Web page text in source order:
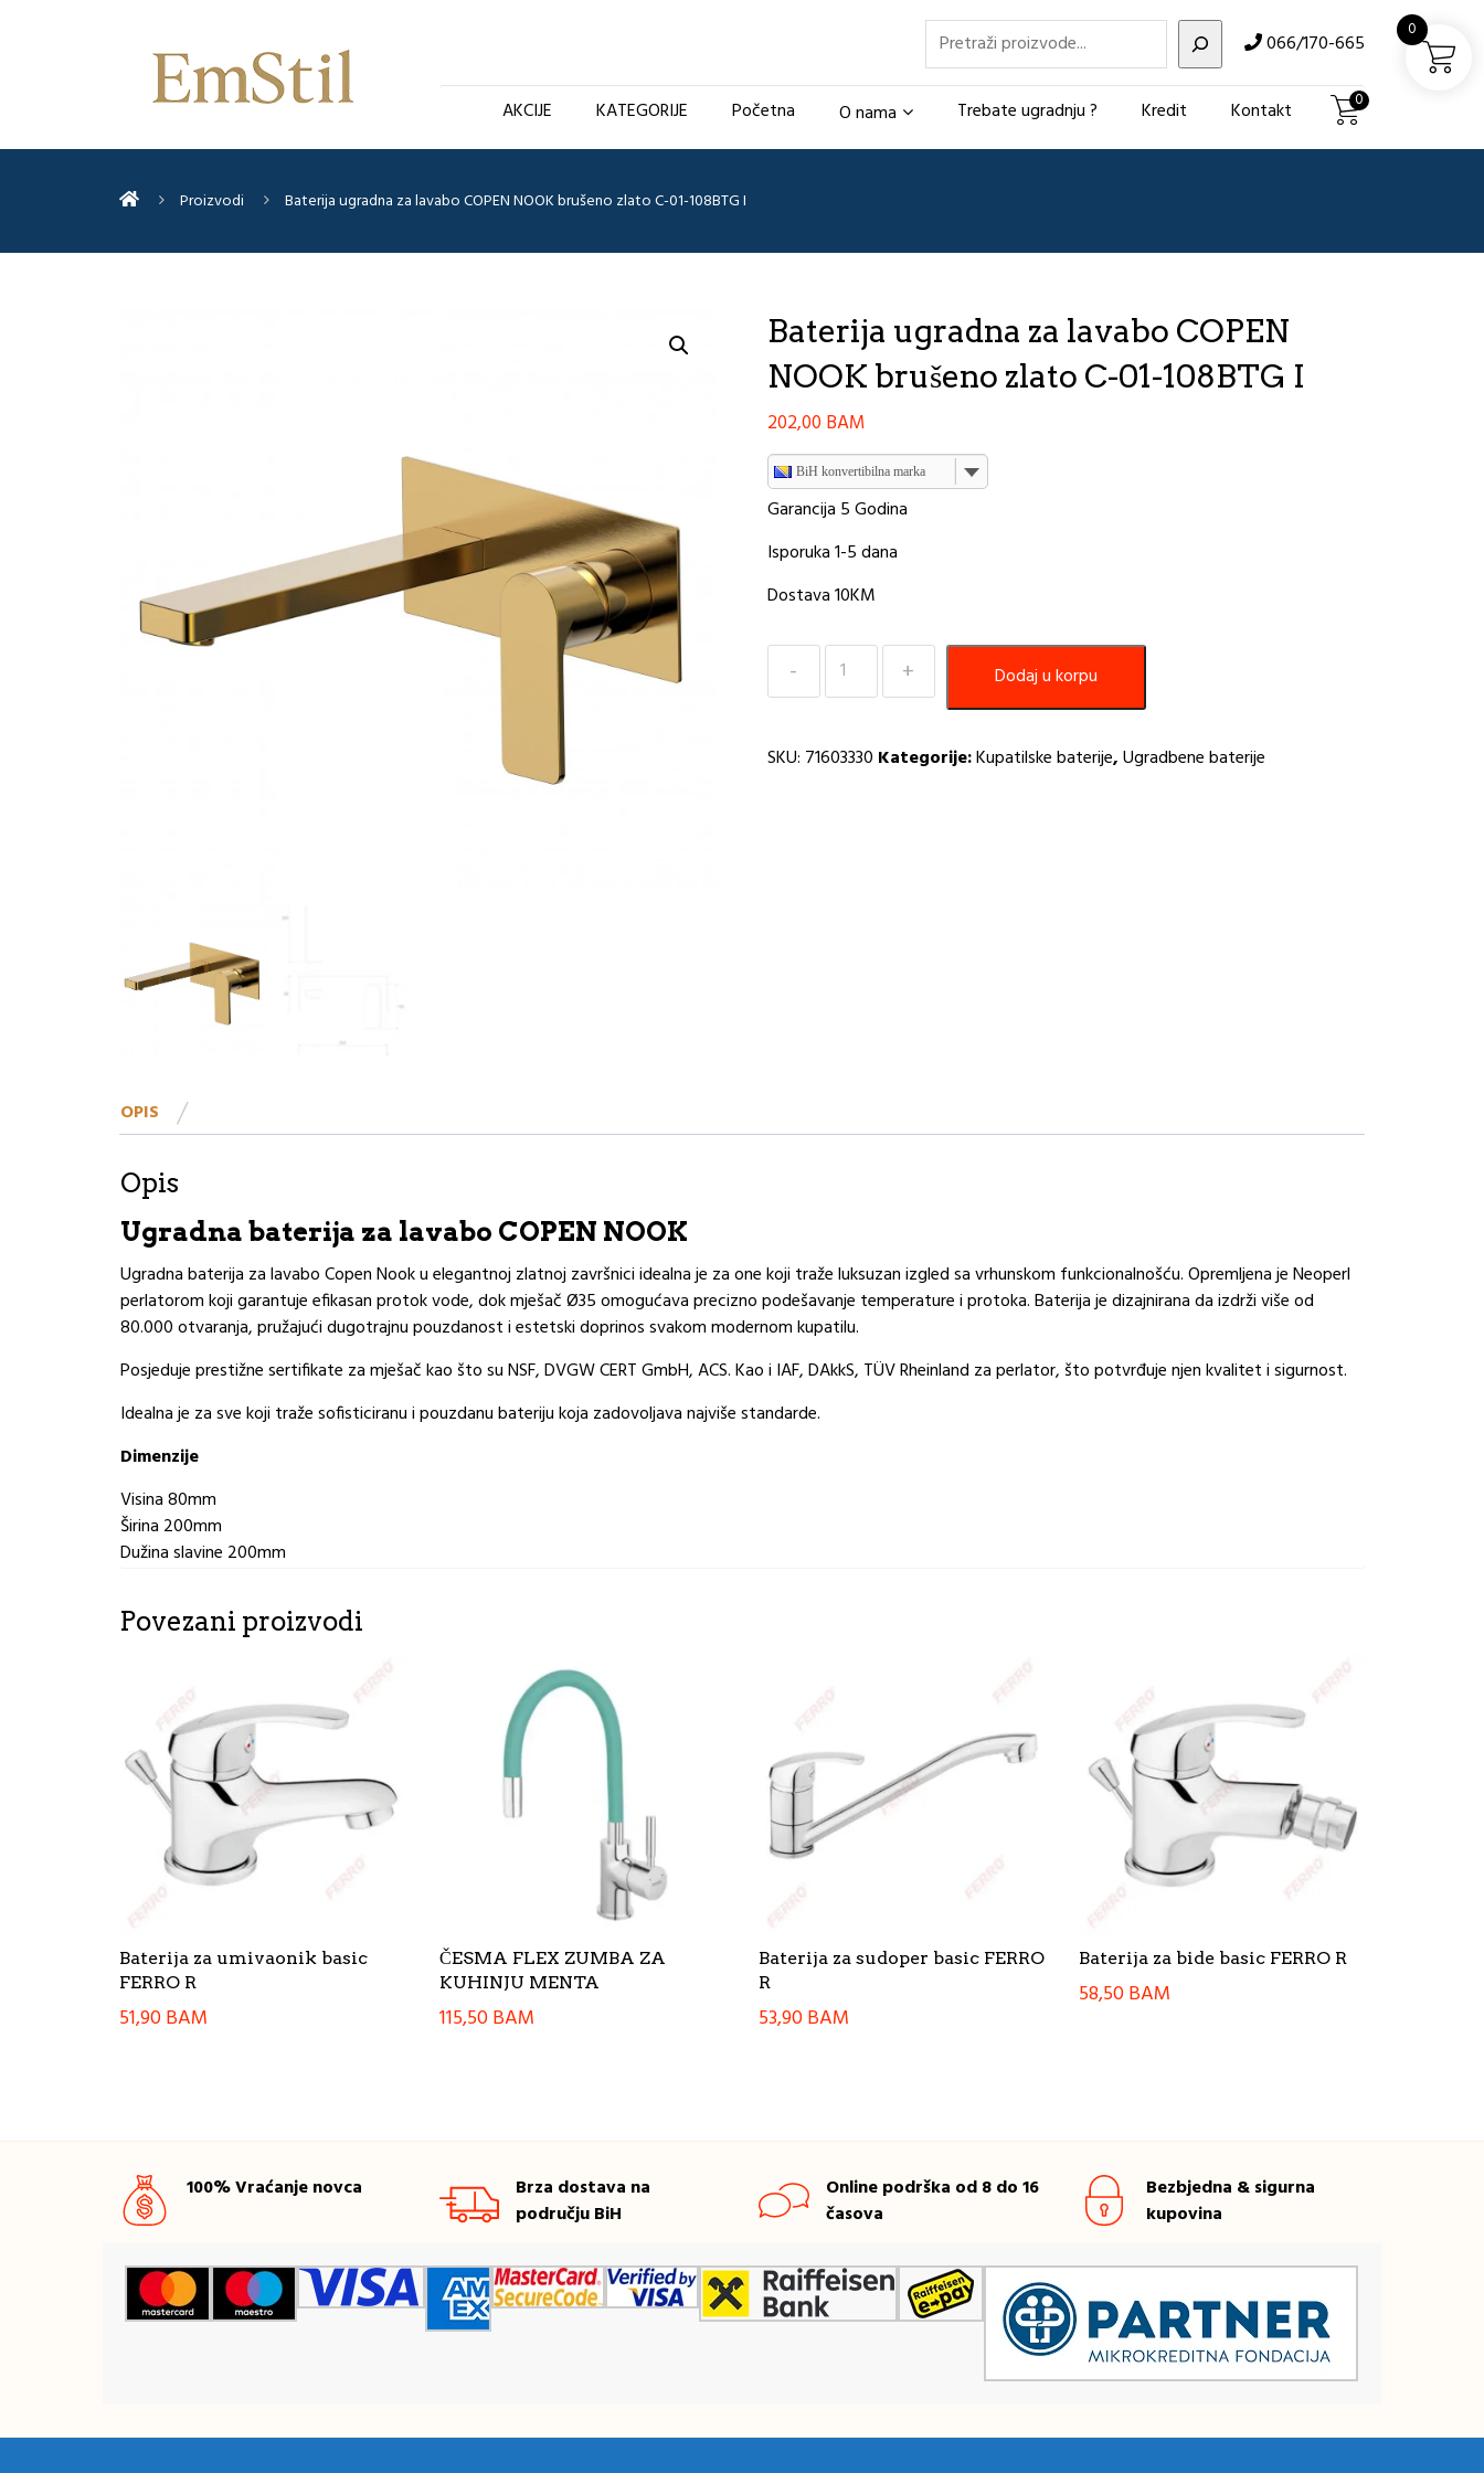
Pretraži 066/170-665
AKCIJE KATEGORIJE Početna O nama Trebate ugradnju ? Kredit Kontakt 0
Proizvodi Baterija ugradna za lavabo COPEN NOOK brušeno zlato C-01-108BTG I
Baterija ugradna za lavabo COPEN
NOOK brušeno zlato C-01-108BTG I
202,00 BAM
BiH konvertibilna marka
Garancija 5 Godina
Isporuka 1-5 dana
Dostava 10KM
Baterija
ugradna
COPEN
Dodaj u korpu
SKU: 71603330 Kategorije:Kupatilske baterije,Ugradbene baterije
OPIS
Opis
Ugradna baterija za lavabo COPEN NOOK
Ugradna baterija za lavabo Copen Nook u elegantnoj zlatnoj završnici idealna je za one koji traže luksuzan izgled sa vrhunskom funkcionalnošću. Opremljena je Neoperl
perlatorom koji garantuje efikasan protok vode, dok mješač Ø35 omogućava precizno podešavanje temperature i protoka. Baterija je dizajnirana da izdrži više od
80.000 otvaranja, pružajući dugotrajnu pouzdanost i estetski doprinos svakom modernom kupatilu.
Posjeduje prestižne sertifikate za mješač kao što su NSF, DVGW CERT GmbH, ACS. Kao i IAF, DAkkS, TÜV Rheinland za perlator, što potvrđuje njen kvalitet i sigurnost.
Idealna je za sve koji traže sofisticiranu i pouzdanu bateriju koja zadovoljava najviše standarde.
Dimenzije
Visina 80mm
Širina 200mm
Dužina slavine 200mm
Povezani proizvodi
Baterija za umivaonik basic
FERRO R
51,90BAM
ČESMA FLEX ZUMBA ZA
KUHINJU MENTA
115,50BAM
Baterija za sudoper basic FERRO
R
53,90BAM
Baterija za bide basic FERRO R
58,50BAM
100% Vraćanje novca
Brza dostava na
području BiH
Online podrška od 8 do 16
časova
Bezbjedna & sigurna
kupovina
0